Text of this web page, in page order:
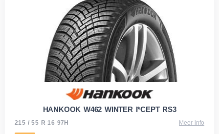
HANKOOK W462 WINTER I*CEPT RS3
215 / 55 R 16 97H Meer info